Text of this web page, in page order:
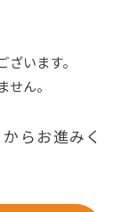
います。
ん。
らお進みく